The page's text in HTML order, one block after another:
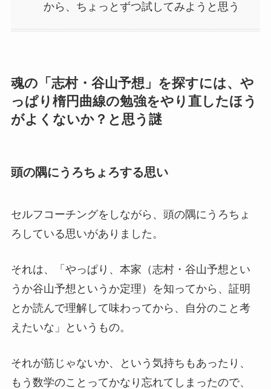
から、ちょっとずつ試してみようと思う
魂の「志村・谷山予想」を探すには、や
っぱり楕円曲線の勉強をやり直したほう
がよくないか？と思う謎
頭の隅にうろちょろする思い
セルフコーチングをしながら、頭の隅にうろちょ
ろしている思いがありました。
それは、「やっぱり、本家（志村・谷山予想とい
うか谷山予想というか定理）を知ってから、証明
とか読んで理解して味わってから、自分のこと考
えたいな」というもの。
それが筋じゃないか、という気持ちもあったり、
もう数学のことってかなり忘れてしまったので、